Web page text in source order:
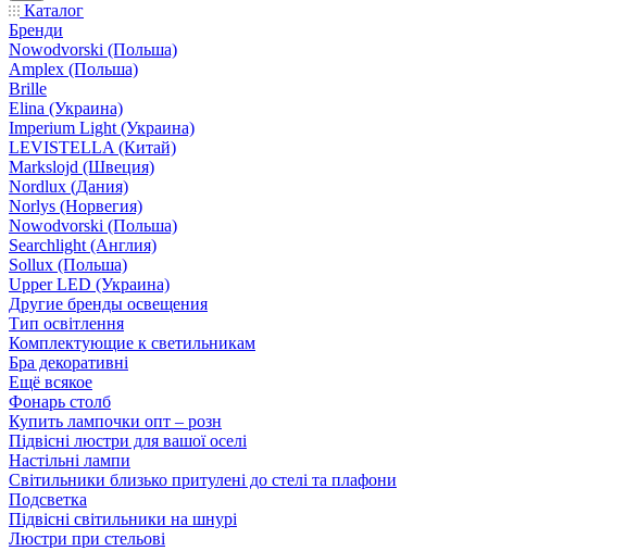
Каталог
Бренди
Nowodvorski (Польша)
Amplex (Польша)
Brille
Elina (Украина)
Imperium Light (Украина)
LEVISTELLA (Китай)
Markslojd (Швеция)
Nordlux (Дания)
Norlys (Норвегия)
Nowodvorski (Польша)
Searchlight (Англия)
Sollux (Польша)
Upper LED (Украина)
Другие бренды освещения
Тип освітлення
Комплектующие к светильникам
Бра декоративні
Ещё всякое
Фонарь столб
Купить лампочки опт – розн
Підвісні люстри для вашої оселі
Настільні лампи
Світильники близько притулені до стелі та плафони
Подсветка
Підвісні світильники на шнурі
Люстри при стельові